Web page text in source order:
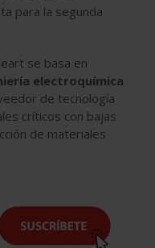
para la segunda
se basa en
electroquímica
de tecnología
críticos con bajas
de materiales